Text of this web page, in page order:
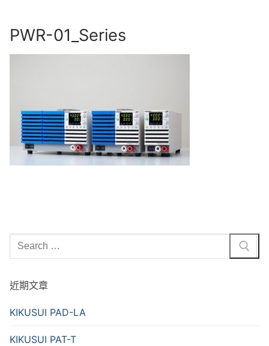
content
PWR-01_Series
Search
近期文章
KIKUSUI PAD-LA
KIKUSUI PAT-T